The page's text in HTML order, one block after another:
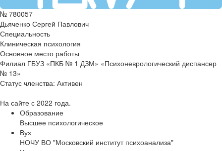
№ 780057
Дьяченко Сергей Павлович
Специальность
Клиническая психология
Основное место работы
Филиал ГБУЗ «ПКБ № 1 ДЗМ» «Психоневрологический диспансер
№ 13»
Статус членства: Активен
На сайте с 2022 года.
Образование
Высшее психологическое
Вуз
НОЧУ ВО "Московский институт психоанализа"